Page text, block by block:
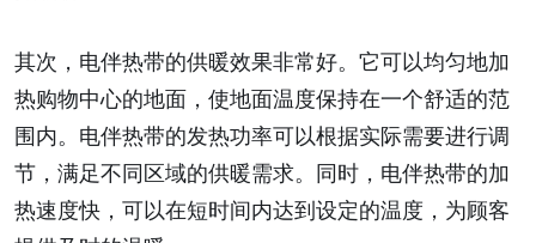
其次，电伴热带的供暖效果非常好。它可以均匀地加
热购物中心的地面，使地面温度保持在一个舒适的范
围内。电伴热带的发热功率可以根据实际需要进行调
节，满足不同区域的供暖需求。同时，电伴热带的加
热速度快，可以在短时间内达到设定的温度，为顾客